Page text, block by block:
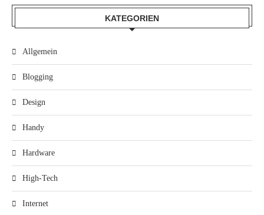
KATEGORIEN
Allgemein
Blogging
Design
Handy
Hardware
High-Tech
Internet